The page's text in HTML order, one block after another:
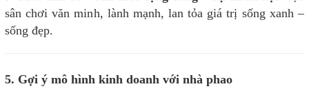
sân chơi văn minh, lành mạnh, lan tỏa giá trị sống xanh –
sống đẹp.
5. Gợi ý mô hình kinh doanh với nhà phao